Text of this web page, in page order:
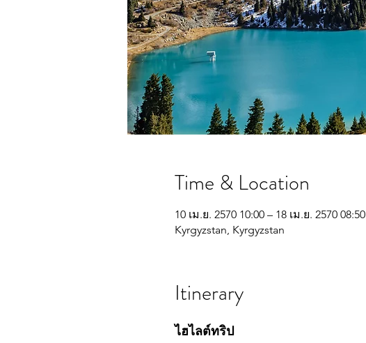
Time & Location
10 เม.ย. 2570 10:00 – 18 เม.ย. 2570 08:50
Kyrgyzstan, Kyrgyzstan
Itinerary
ไฮไลต์ทริป